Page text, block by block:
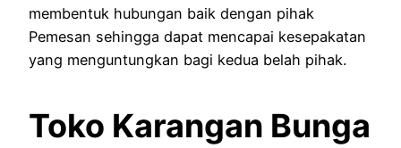
membentuk hubungan baik dengan pihak
Pemesan sehingga dapat mencapai kesepakatan
yang menguntungkan bagi kedua belah pihak.
Toko Karangan Bunga